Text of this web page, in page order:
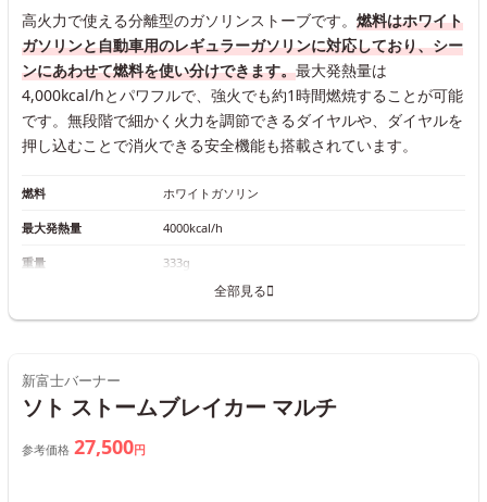
高火力で使える分離型のガソリンストーブです。 燃料はホワイト
ガソリンと自動車用のレギュラーガソリンに対応しており、シー
ンにあわせて燃料を使い分けできます。最大発熱量は
4,000kcal/hとパワフルで、強火でも約1時間燃焼することが可能
です。無段階で細かく火力を調節できるダイヤルや、ダイヤルを
押し込むことで消火できる安全機能も搭載されています。
燃料 ホワイトガソリン
最大発熱量 4000kcal/h
重量 333g
全部見る
新富士バーナー
ソト ストームブレイカー マルチ
参考価格 27,500円